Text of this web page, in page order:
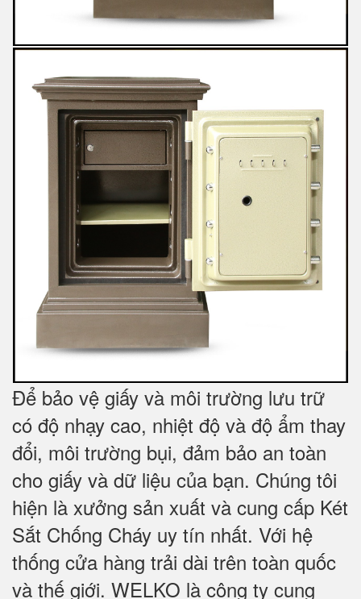
Để bảo vệ giấy và môi trường lưu trữ
có độ nhạy cao, nhiệt độ và độ ẩm thay
đổi, môi trường bụi, đảm bảo an toàn
cho giấy và dữ liệu của bạn. Chúng tôi
hiện là xưởng sản xuất và cung cấp Két
Sắt Chống Cháy uy tín nhất. Với hệ
thống cửa hàng trải dài trên toàn quốc
và thế giới. WELKO là công ty cung